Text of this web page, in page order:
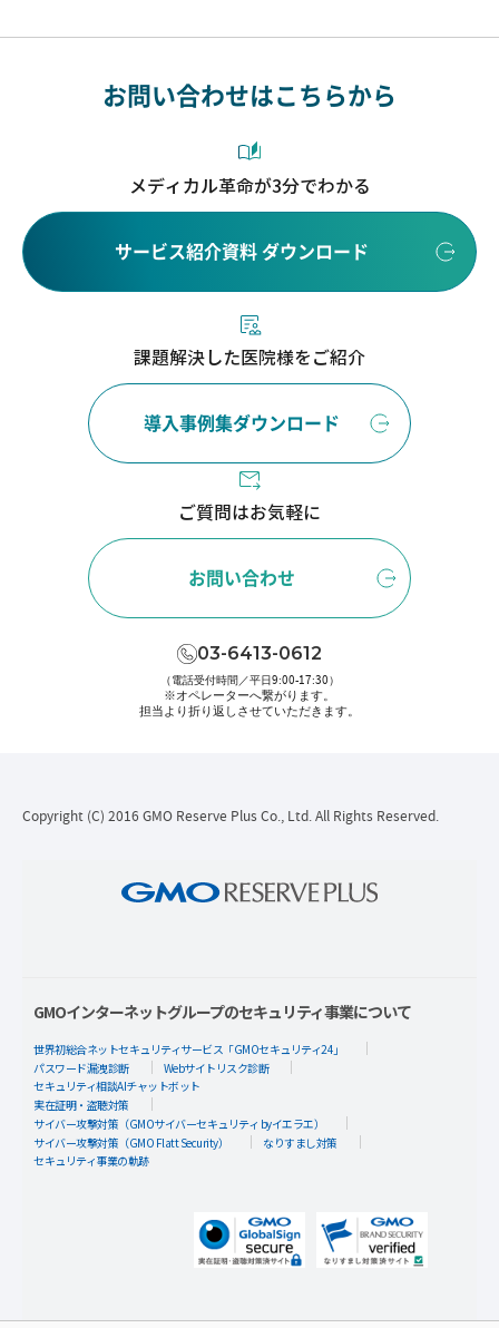
お問い合わせはこちらから
メディカル革命が3分でわかる
サービス紹介資料 ダウンロード
課題解決した医院様をご紹介
導入事例集ダウンロード
ご質問はお気軽に
お問い合わせ
03-6413-0612
（電話受付時間／平日9:00-17:30）
※オペレーターへ繋がります。
担当より折り返しさせていただきます。
Copyright (C) 2016 GMO Reserve Plus Co., Ltd. All Rights Reserved.
GMOインターネットグループのセキュリティ事業について
世界初総合ネットセキュリティサービス「GMOセキュリティ24」
パスワード漏洩診断
Webサイトリスク診断
セキュリティ相談AIチャットボット
実在証明・盗聴対策
サイバー攻撃対策（GMOサイバーセキュリティ byイエラエ）
サイバー攻撃対策（GMO Flatt Security）
なりすまし対策
セキュリティ事業の軌跡